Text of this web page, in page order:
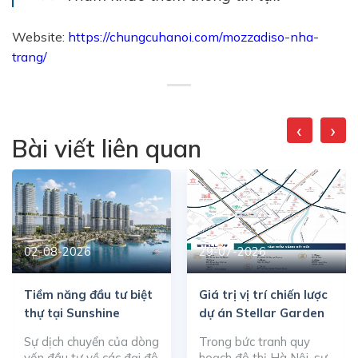
Website: https://chungcuhanoi.com/mozzadiso-nha-
trang/
Bài viết liên quan
02-08-2026
Tiềm năng đầu tư biệt
thự tại Sunshine
Sự dịch chuyển của dòng
29-07-2026
Giá trị vị trí chiến lược
dự án Stellar Garden
Trong bức tranh quy
‹ ›